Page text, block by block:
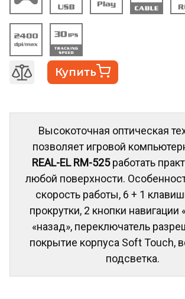
Купить
Высокоточная оптическая
позволяет игровой
REAL-EL RM-525работать
любой поверхности.
скорость работы, 6 + 1
прокрутки, 2 кнопки навигации
«назад», переключатель
покрытие корпуса Soft Touch,
подсветка.